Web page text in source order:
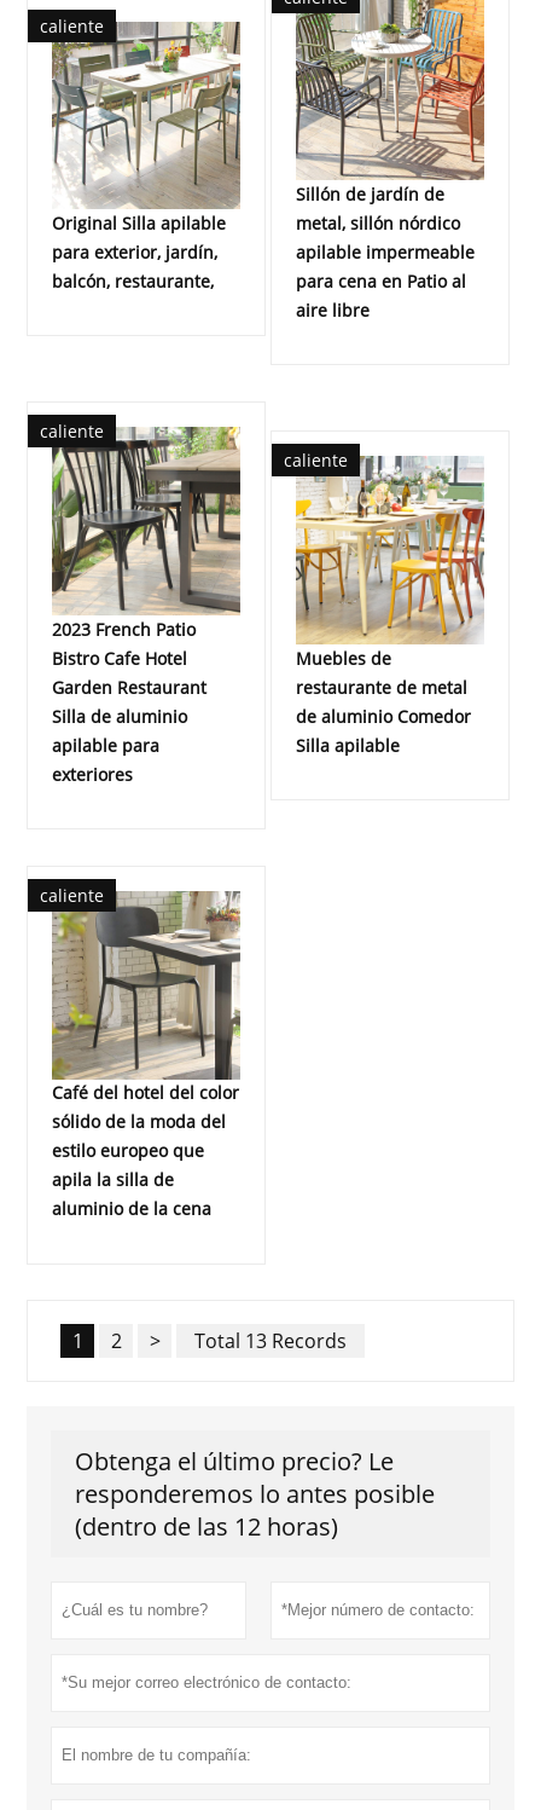
caliente
Original Silla apilable
para exterior, jardín,
balcón, restaurante,
Sillón de jardín de
metal, sillón nórdico
apilable impermeable
para cena en Patio al
aire libre
caliente
2023 French Patio
Bistro Cafe Hotel
Garden Restaurant
Silla de aluminio
apilable para
exteriores
caliente
Muebles de
restaurante de metal
de aluminio Comedor
Silla apilable
caliente
Café del hotel del color
sólido de la moda del
estilo europeo que
apila la silla de
aluminio de la cena
1 2 > Total 13 Records
Obtenga el último precio? Le
responderemos lo antes posible
(dentro de las 12 horas)